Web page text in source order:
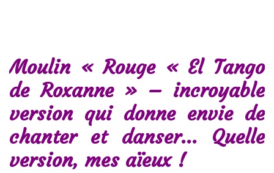
Moulin « Rouge « El Tango
de Roxanne » – incroyable
version qui donne envie de
chanter et danser… Quelle
version, mes aïeux !